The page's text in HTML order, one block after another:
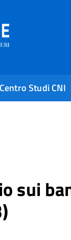
Studi CNI
sui